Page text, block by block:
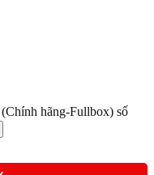
hãng-Fullbox) số